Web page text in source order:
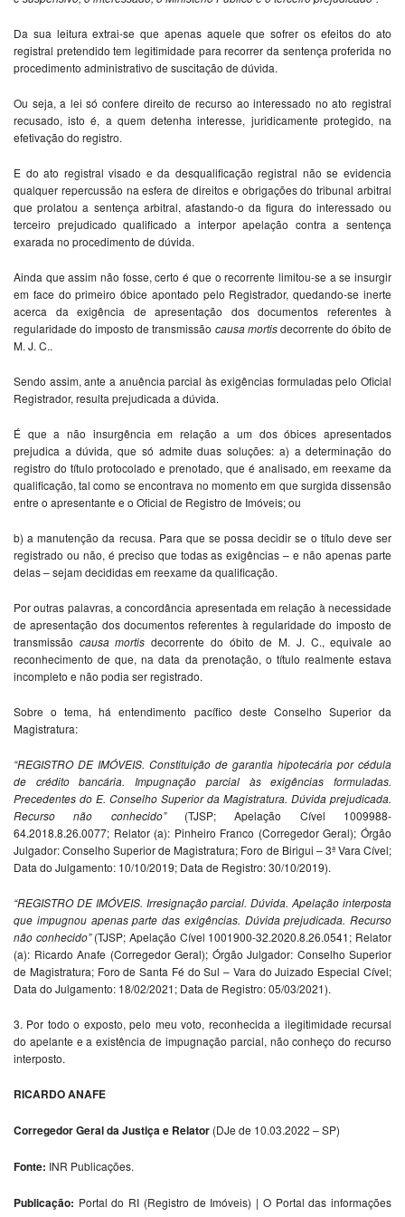
Da sua leitura extrai-se que apenas aquele que sofrer os efeitos do ato
registral pretendido tem legitimidade para recorrer da sentença proferida no
procedimento administrativo de suscitação de dúvida.
Ou seja, a lei só confere direito de recurso ao interessado no ato registral
recusado, isto é, a quem detenha interesse, juridicamente protegido, na
efetivação do registro.
E do ato registral visado e da desqualificação registral não se evidencia
qualquer repercussão na esfera de direitos e obrigações do tribunal arbitral
que prolatou a sentença arbitral, afastando-o da figura do interessado ou
terceiro prejudicado qualificado a interpor apelação contra a sentença
exarada no procedimento de dúvida.
Ainda que assim não fosse, certo é que o recorrente limitou-se a se insurgir
em face do primeiro óbice apontado pelo Registrador, quedando-se inerte
acerca da exigência de apresentação dos documentos referentes à
regularidade do imposto de transmissão causa mortisdecorrente do óbito de
M. J. C..
Sendo assim, ante a anuência parcial às exigências formuladas pelo Oficial
Registrador, resulta prejudicada a dúvida.
É que a não insurgência em relação a um dos óbices apresentados
prejudica a dúvida, que só admite duas soluções: a) a determinação do
registro do título protocolado e prenotado, que é analisado, em reexame da
qualificação, tal como se encontrava no momento em que surgida dissensão
entre o apresentante e o Oficial de Registro de Imóveis; ou
b) a manutenção da recusa. Para que se possa decidir se o título deve ser
registrado ou não, é preciso que todas as exigências – e não apenas parte
delas – sejam decididas em reexame da qualificação.
Por outras palavras, a concordância apresentada em relação à necessidade
de apresentação dos documentos referentes à regularidade do imposto de
transmissão causa mortisdecorrente do óbito de M. J. C., equivale ao
reconhecimento de que, na data da prenotação, o título realmente estava
incompleto e não podia ser registrado.
Sobre o tema, há entendimento pacífico deste Conselho Superior da
Magistratura:
“REGISTRO DE IMÓVEIS. Constituição de garantia hipotecária por cédula
de crédito bancária. Impugnação parcial às exigências formuladas.
Precedentes do E. Conselho Superior da Magistratura. Dúvida prejudicada.
Recurso não conhecido” (TJSP; Apelação Cível 1009988-
64.2018.8.26.0077; Relator (a): Pinheiro Franco (Corregedor Geral); Órgão
Julgador: Conselho Superior de Magistratura; Foro de Birigui – 3ª Vara Cível;
Data do Julgamento: 10/10/2019; Data de Registro: 30/10/2019).
“REGISTRO DE IMÓVEIS. Irresignação parcial. Dúvida. Apelação interposta
que impugnou apenas parte das exigências. Dúvida prejudicada. Recurso
não conhecido”(TJSP; Apelação Cível 1001900-32.2020.8.26.0541; Relator
(a): Ricardo Anafe (Corregedor Geral); Órgão Julgador: Conselho Superior
de Magistratura; Foro de Santa Fé do Sul – Vara do Juizado Especial Cível;
Data do Julgamento: 18/02/2021; Data de Registro: 05/03/2021).
3. Por todo o exposto, pelo meu voto, reconhecida a ilegitimidade recursal
do apelante e a existência de impugnação parcial, não conheço do recurso
interposto.
RICARDO ANAFE
Corregedor Geral da Justiça e Relator (DJe de 10.03.2022 – SP)
Fonte: INR Publicações.
Publicação: Portal do RI (Registro de Imóveis) | O Portal das informações